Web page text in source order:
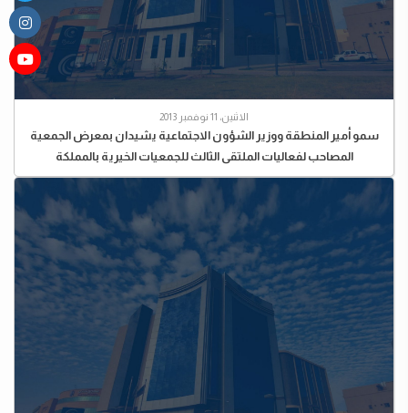
الاثنين، 11 نوفمبر 2013
سمو أمير المنطقة ووزير الشؤون الاجتماعية يشيدان بمعرض الجمعية
المصاحب لفعاليات الملتقى الثالث للجمعيات الخيرية بالمملكة